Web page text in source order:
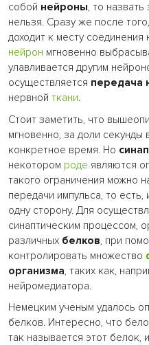
собой нейроны, то
нельзя. Сразу же после
доходит к месту
нейрон мгновенно
улавливается другим
осуществляется передача
нервной ткани.
Стоит заметить, что
мгновенно, за доли секунды
конкретное время. Но
некотором роде являются
такого ограничения можно
передачи импульса, то
одну сторону. Для
синаптическим процессом,
различных белков, при
контролировать множество
организма, таких как,
нейромедиатора.
Немецким ученым удалось
белков. Интересно, что
так называется этот белок,